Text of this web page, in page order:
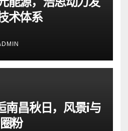
术体系
南昌秋日，风景i与
粉